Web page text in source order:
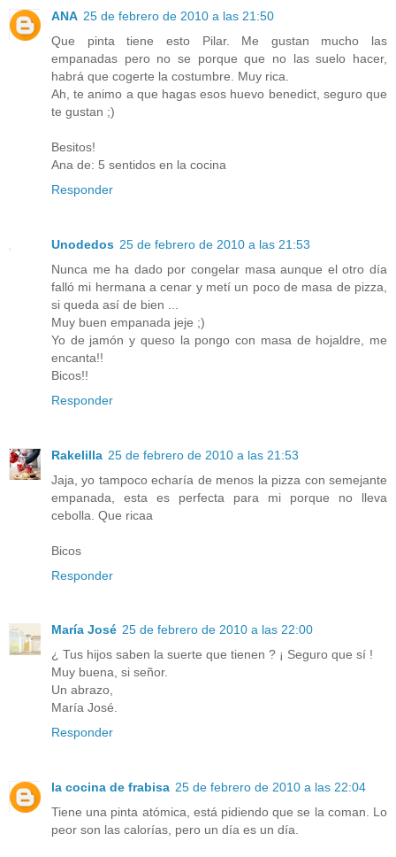
ANA 25 de febrero de 2010 a las 21:50
Que pinta tiene esto Pilar. Me gustan mucho las
empanadas pero no se porque que no las suelo hacer,
habrá que cogerte la costumbre. Muy rica.
Ah, te animo a que hagas esos huevo benedict, seguro que
te gustan ;)
Besitos!
Ana de: 5 sentidos en la cocina
Responder
Unodedos 25 de febrero de 2010 a las 21:53
Nunca me ha dado por congelar masa aunque el otro día
falló mi hermana a cenar y metí un poco de masa de pizza,
si queda así de bien ...
Muy buen empanada jeje ;)
Yo de jamón y queso la pongo con masa de hojaldre, me
encanta!!
Bicos!!
Responder
Rakelilla 25 de febrero de 2010 a las 21:53
Jaja, yo tampoco echaría de menos la pizza con semejante
empanada, esta es perfecta para mi porque no lleva
cebolla. Que ricaa
Bicos
Responder
María José 25 de febrero de 2010 a las 22:00
¿ Tus hijos saben la suerte que tienen ? ¡ Seguro que sí !
Muy buena, si señor.
Un abrazo,
María José.
Responder
la cocina de frabisa 25 de febrero de 2010 a las 22:04
Tiene una pinta atómica, está pidiendo que se la coman. Lo
peor son las calorías, pero un día es un día.